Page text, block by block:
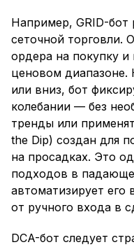
Например, GRID-бот
сеточной торговли.
ордера на покупку
ценовом диапазоне.
или вниз, бот
колебании — без
тренды или
the Dip) создан для
на просадках. Это
подходов в
автоматизирует его
от ручного входа в
DCA-бот следует